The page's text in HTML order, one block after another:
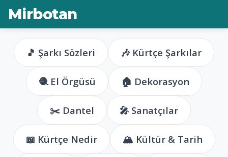
Mirbotan
🎵 Şarkı Sözleri 🎶 Kürtçe Şarkılar
🧶 El Örgüsü 🏠 Dekorasyon
✂️ Dantel 🎤 Sanatçılar
📖 Kürtçe Nedir 🏔️ Kültür & Tarih